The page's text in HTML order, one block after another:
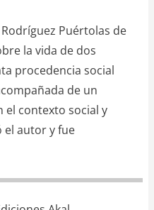
Puértolas de
la vida de dos
procedencia social
de un
el contexto social y
el autor y fue